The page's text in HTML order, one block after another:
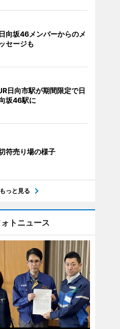
日向坂46メンバーからのメ
ッセージも
日向市駅が期間限定で日
坂46駅に
符売り場の様子
もっと見る
トニュース